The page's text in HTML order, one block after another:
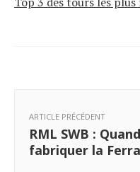
ARTICLE PRÉCÉDENT
RML SWB :
fabriquer la